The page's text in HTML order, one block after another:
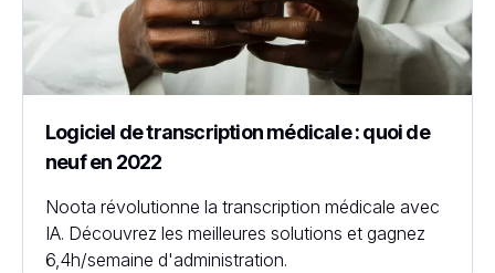
Logiciel de transcription médicale : quoi de
neuf en 2022
Noota révolutionne la transcription médicale avec
IA. Découvrez les meilleures solutions et gagnez
6,4h/semaine d'administration.